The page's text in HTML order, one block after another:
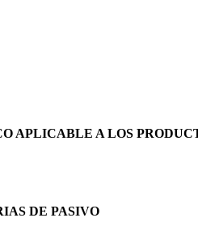
A LOS
DE PASIVO